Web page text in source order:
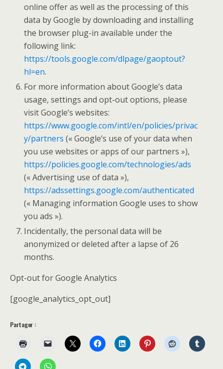
online offer as well as the processing of this
data by Google by downloading and installing
the browser plug-in available under the
following link:
https://tools.google.com/dlpage/gaoptout?
hl=en.
For more information about Google’s data
usage, settings and opt-out options, please
visit Google’s websites:
https://www.google.com/intl/en/policies/privac
y/partners (« Google’s use of your data when
you use websites or apps of our partners »),
https://policies.google.com/technologies/ads
(« Advertising use of data »),
https://adssettings.google.com/authenticated
(« Managing information Google uses to show
you ads »).
Incidentally, the personal data will be
anonymized or deleted after a lapse of 26
months.
Opt-out for Google Analytics
[google_analytics_opt_out]
Partager :